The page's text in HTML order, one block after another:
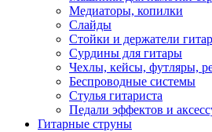
Медиаторы, копилки
Слайды
Стойки и держатели гитар
Сурдины для гитары
Чехлы, кейсы, футляры,
Беспроводные системы
Стулья гитариста
Педали эффектов и
Гитарные струны